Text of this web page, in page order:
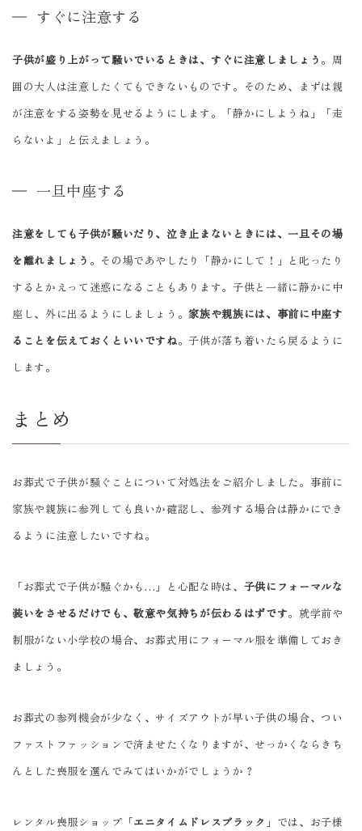
すぐに注意する
子供が盛り上がって騒いでいるときは、すぐに注意しましょう 。周
囲の大人は注意したくてもできないものです。そのため、まずは親
が注意をする姿勢を見せるようにします。「静かにしようね」「走
らないよ」と伝えましょう。
一旦中座する
注意をしても子供が騒いだり、泣き止まないときには、一旦その場
を離れましょう 。その場であやしたり「静かにして！」と叱ったり
するとかえって迷惑になることもあります。子供と一緒に静かに中
座し、外に出るようにしましょう。家族や親族には、事前に中座す
ることを伝えておくといいですね。子供が落ち着いたら戻るように
します。
まとめ
お葬式で子供が騒ぐことについて対処法をご紹介しました。事前に
家族や親族に参列しても良いか確認し、参列する場合は静かにでき
るように注意したいですね。
「お葬式で子供が騒ぐかも…」と心配な時は、 子供にフォーマルな
装いをさせるだけでも、敬意や気持ちが伝わるはずです。就学前や
制服がない小学校の場合、お葬式用にフォーマル服を準備しておき
ましょう。
お葬式の参列機会が少なく、サイズアウトが早い子供の場合、つい
ファストファッションで済ませたくなりますが、せっかくならきち
んとした喪服を選んでみてはいかがでしょうか？
レンタル喪服ショップ「エニタイムドレスブラック 」では、お子様